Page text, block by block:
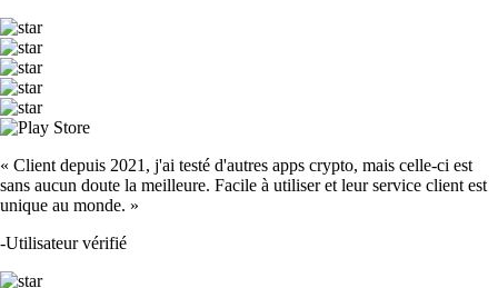
« Client depuis 2021, j'ai testé d'autres apps crypto, mais celle-ci est
sans aucun doute la meilleure. Facile à utiliser et leur service client est
unique au monde. »
-Utilisateur vérifié